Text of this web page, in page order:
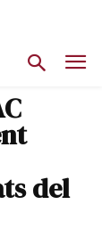
del